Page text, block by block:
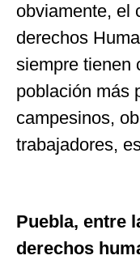
obviamente, el
derechos
siempre tienen
población más
campesinos,
trabajadores,
Puebla, entre
derechos